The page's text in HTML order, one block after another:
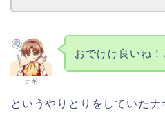
ナギ
おでけけ良いね！
というやりとりをしていたナ